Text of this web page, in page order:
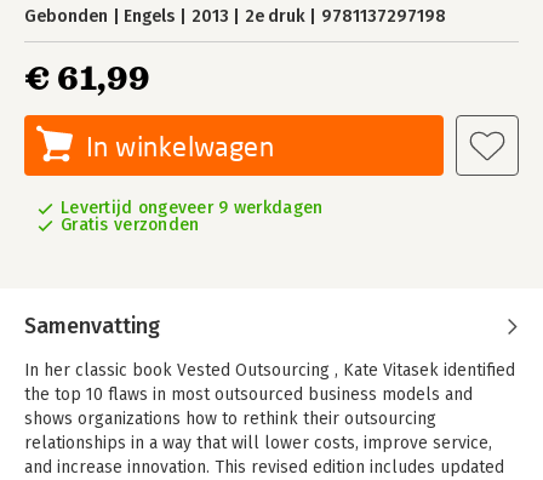
Gebonden Engels 2013 2e druk 9781137297198
€ 61,99
In winkelwagen
Levertijd ongeveer 9 werkdagen
Gratis verzonden
Samenvatting
In her classic book Vested Outsourcing , Kate Vitasek identified
the top 10 flaws in most outsourced business models and
shows organizations how to rethink their outsourcing
relationships in a way that will lower costs, improve service,
and increase innovation. This revised edition includes updated